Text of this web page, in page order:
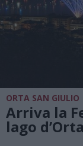
ORTA SAN GIULIO
Arriva la
lago